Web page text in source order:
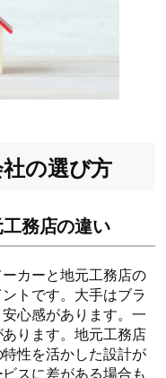
の選び方
務店の違い
カーと地元工務店の
トです。大手はブラ
心感があります。一
ります。地元工務店
性を活かした設計が
スに差がある場合も